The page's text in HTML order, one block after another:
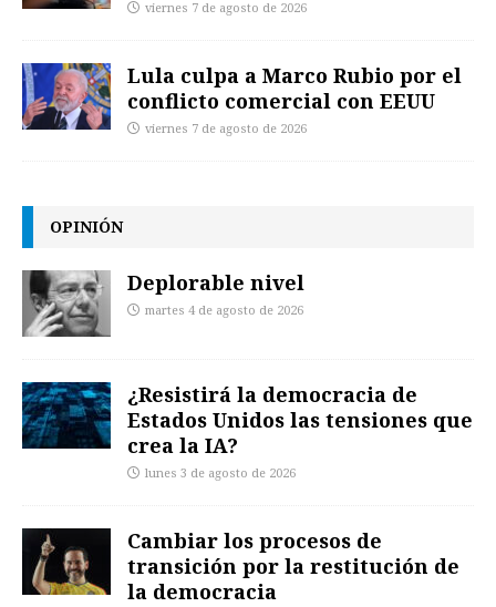
viernes 7 de agosto de 2026
Lula culpa a Marco Rubio por el
conflicto comercial con EEUU
viernes 7 de agosto de 2026
OPINIÓN
Deplorable nivel
martes 4 de agosto de 2026
¿Resistirá la democracia de
Estados Unidos las tensiones que
crea la IA?
lunes 3 de agosto de 2026
Cambiar los procesos de
transición por la restitución de
la democracia